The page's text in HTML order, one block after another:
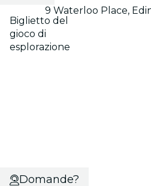
Biglietto del
gioco di
esplorazione
9 Waterloo Place,
Domande?